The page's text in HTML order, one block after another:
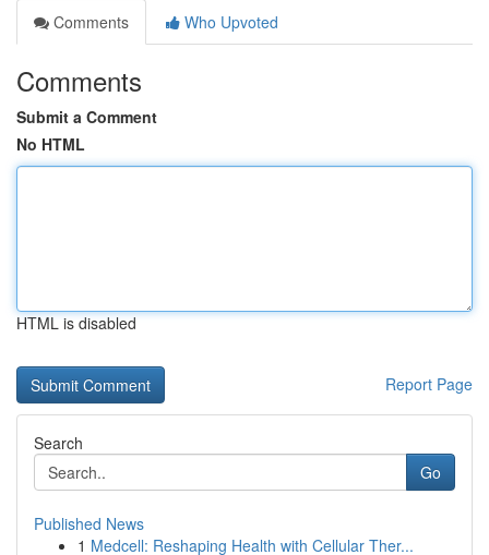
Comments
Who Upvoted
Comments
Submit a Comment
No HTML
HTML is disabled
Report Page
Search
Go
Published News
1 Medcell: Reshaping Health with Cellular Ther...